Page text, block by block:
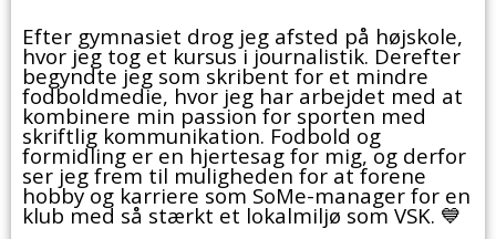
Efter gymnasiet drog jeg afsted på højskole,
hvor jeg tog et kursus i journalistik. Derefter
begyndte jeg som skribent for et mindre
fodboldmedie, hvor jeg har arbejdet med at
kombinere min passion for sporten med
skriftlig kommunikation. Fodbold og
formidling er en hjertesag for mig, og derfor
ser jeg frem til muligheden for at forene
hobby og karriere som SoMe-manager for en
klub med så stærkt et lokalmiljø som VSK. 💙